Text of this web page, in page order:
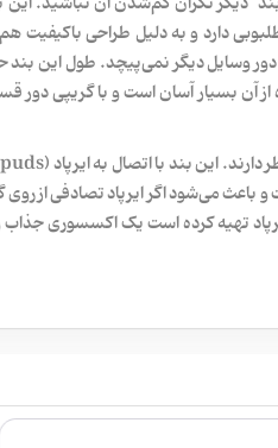
دارد و به دلیل طراحی باکیفیت هم
بسیار آسان است و با گریپی دور
باعث می‌شود اگر ایرپاد تصادفی از
تهیه کرده است یک اکسسوری جذاب